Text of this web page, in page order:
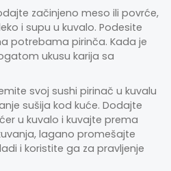
začinjeno meso ili povrće,
i supu u kuvalo. Podesite
potrebama pirinča. Kada je
ukusu karija sa
svoj sushi pirinač u kuvalu
sušija kod kuće. Dodajte
u kuvalo i kuvajte prema
lagano promešajte
i koristite ga za pravljenje